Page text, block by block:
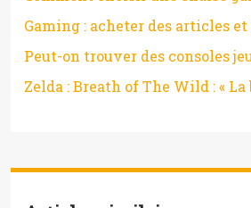
Gaming : acheter des articles
Peut-on trouver des consoles
Zelda : Breath of The Wild : «